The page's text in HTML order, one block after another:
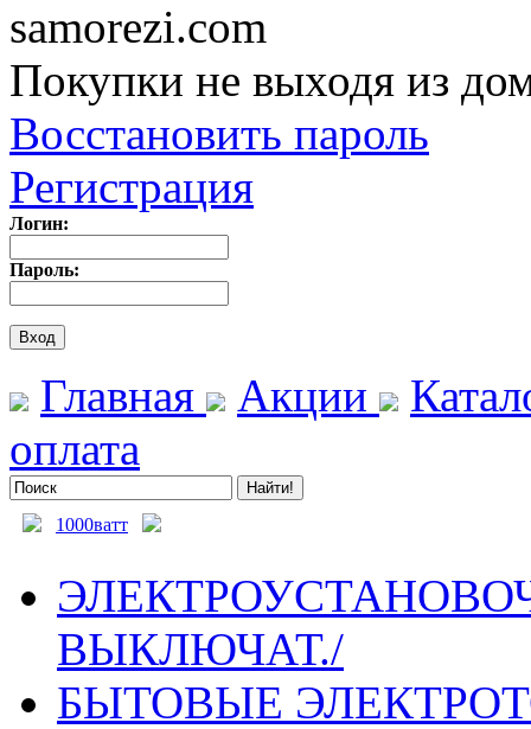
samorezi.com
Покупки не выходя из
Восстановить пароль
Регистрация
Логин:
Пароль:
Главная Акции
оплата
1000ватт
ВЫКЛЮЧАТ./
БЫТОВЫЕ